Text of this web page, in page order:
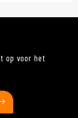
op voor het